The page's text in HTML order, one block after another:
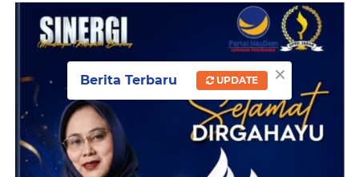
×
Berita Terbaru UPDATE